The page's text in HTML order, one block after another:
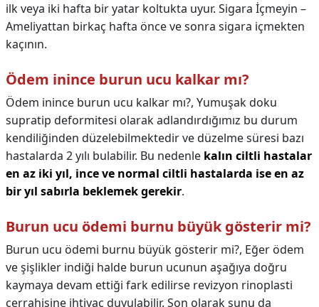
ilk veya iki hafta bir yatar koltukta uyur. Sigara İçmeyin –
Ameliyattan birkaç hafta önce ve sonra sigara içmekten
kaçının.
Ödem inince burun ucu kalkar mı?
Ödem inince burun ucu kalkar mı?, Yumuşak doku
supratip deformitesi olarak adlandırdığımız bu durum
kendiliğinden düzelebilmektedir ve düzelme süresi bazı
hastalarda 2 yılı bulabilir. Bu nedenle kalın ciltli hastalar
en az iki yıl, ince ve normal ciltli hastalarda ise en az
bir yıl sabırla beklemek gerekir.
Burun ucu ödemi burnu büyük gösterir mi?
Burun ucu ödemi burnu büyük gösterir mi?, Eğer ödem
ve şişlikler indiği halde burun ucunun aşağıya doğru
kaymaya devam ettiği fark edilirse revizyon rinoplasti
cerrahisine ihtiyaç duyulabilir. Son olarak şunu da